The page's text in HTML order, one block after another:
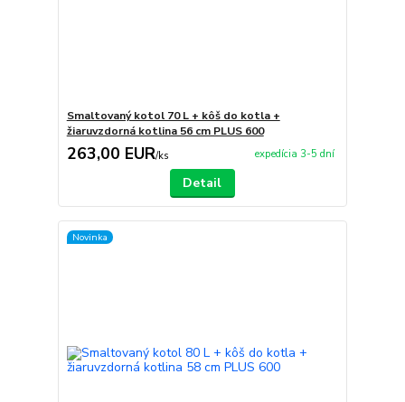
Smaltovaný kotol 70 L + kôš do kotla +
žiaruvzdorná kotlina 56 cm PLUS 600
263,00 EUR/ks expedícia 3-5 dní
Detail
Novinka